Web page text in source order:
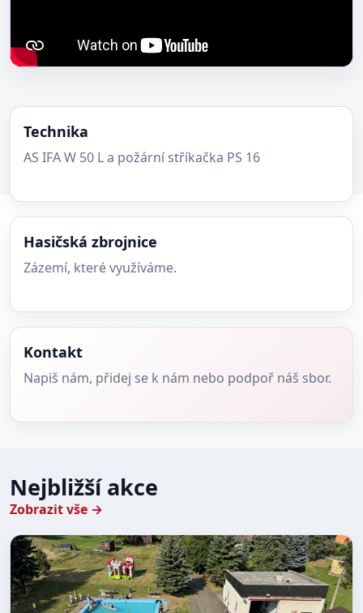
Technika
AS IFA W 50 L a požární stříkačka PS 16
Hasičská zbrojnice
Zázemí, které využíváme.
Kontakt
Napiš nám, přidej se k nám nebo podpoř náš sbor.
Nejbližší akce
Zobrazit vše →